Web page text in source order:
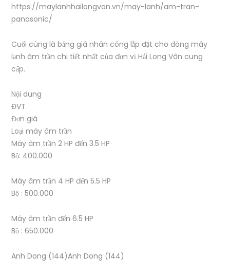
https://maylanhhailongvan.vn/may-lanh/am-tran-
panasonic/
Cuối cùng là bảng giá nhân công lắp đặt cho dòng máy
lạnh âm trần chi tiết nhất của đơn vị Hải Long Vân cung
cấp.
Nội dung
ĐVT
Đơn giá
Loại máy âm trần
Máy âm trần 2 HP đến 3.5 HP
Bộ: 400.000
Máy âm trần 4 HP đến 5.5 HP
Bộ : 500.000
Máy âm trần đến 6.5 HP
Bộ : 650.000
Anh Dong (144)Anh Dong (144)